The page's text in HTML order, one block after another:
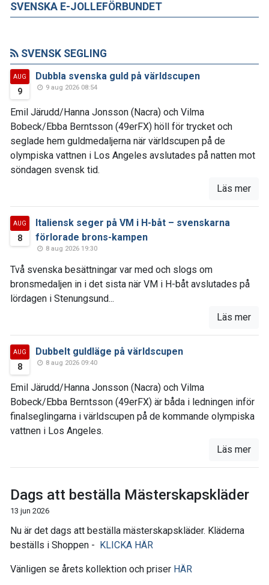
SVENSKA E-JOLLEFÖRBUNDET
SVENSK SEGLING
AUG
9
Dubbla svenska guld på världscupen
9 aug 2026 08:54
Emil Järudd/Hanna Jonsson (Nacra) och Vilma
Bobeck/Ebba Berntsson (49erFX) höll för trycket och
seglade hem guldmedaljerna när världscupen på de
olympiska vattnen i Los Angeles avslutades på natten mot
söndagen svensk tid.
Läs mer
AUG
8
Italiensk seger på VM i H-båt – svenskarna
förlorade brons-kampen
8 aug 2026 19:30
Två svenska besättningar var med och slogs om
bronsmedaljen in i det sista när VM i H-båt avslutades på
lördagen i Stenungsund...
Läs mer
AUG
8
Dubbelt guldläge på världscupen
8 aug 2026 09:40
Emil Järudd/Hanna Jonsson (Nacra) och Vilma
Bobeck/Ebba Berntsson (49erFX) är båda i ledningen inför
finalseglingarna i världscupen på de kommande olympiska
vattnen i Los Angeles.
Läs mer
Dags att beställa Mästerskapskläder
13 jun 2026
Nu är det dags att beställa mästerskapskläder. Kläderna
beställs i Shoppen - KLICKA HÄR
Vänligen se årets kollektion och priser HÄR